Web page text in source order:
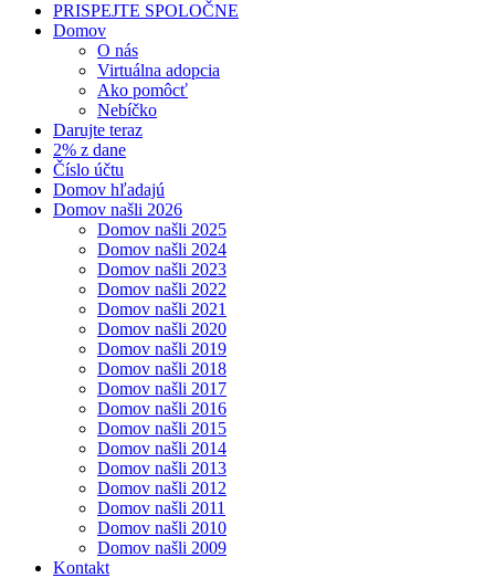
PRISPEJTE SPOLOČNE
Domov
O nás
Virtuálna adopcia
Ako pomôcť
Nebíčko
Darujte teraz
2% z dane
Číslo účtu
Domov hľadajú
Domov našli 2026
Domov našli 2025
Domov našli 2024
Domov našli 2023
Domov našli 2022
Domov našli 2021
Domov našli 2020
Domov našli 2019
Domov našli 2018
Domov našli 2017
Domov našli 2016
Domov našli 2015
Domov našli 2014
Domov našli 2013
Domov našli 2012
Domov našli 2011
Domov našli 2010
Domov našli 2009
Kontakt